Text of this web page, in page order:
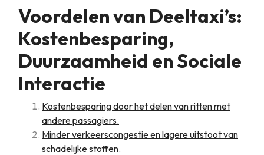
Voordelen van Deeltaxi’s:
Kostenbesparing,
Duurzaamheid en Sociale
Interactie
Kostenbesparing door het delen van ritten met
andere passagiers.
Minder verkeerscongestie en lagere uitstoot van
schadelijke stoffen.